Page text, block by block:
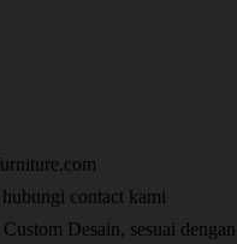
contact kami
Desain, sesuai dengan